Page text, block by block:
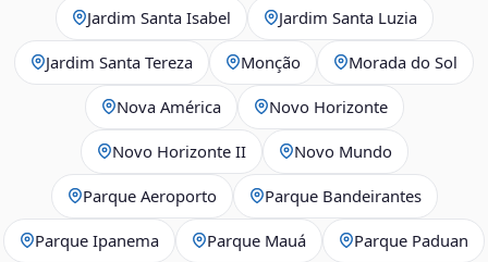
Jardim Santa Isabel Jardim Santa Luzia
Jardim Santa Tereza Monção Morada do Sol
Nova América Novo Horizonte
Novo Horizonte II Novo Mundo
Parque Aeroporto Parque Bandeirantes
Parque Ipanema Parque Mauá Parque Paduan